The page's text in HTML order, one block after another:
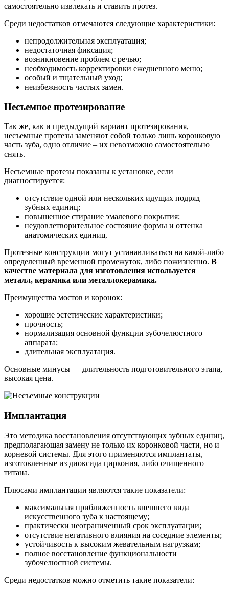
самостоятельно извлекать и ставить протез.
Среди недостатков отмечаются следующие характеристики:
непродолжительная эксплуатация;
недостаточная фиксация;
возникновение проблем с речью;
необходимость корректировки ежедневного меню;
особый и тщательный уход;
неизбежность частых замен.
Несъемное протезирование
Так же, как и предыдущий вариант протезирования,
несъемные протезы заменяют собой только лишь коронковую
часть зуба, одно отличие – их невозможно самостоятельно
снять.
Несъемные протезы показаны к установке, если
диагностируется:
отсутствие одной или нескольких идущих подряд
зубных единиц;
повышенное стирание эмалевого покрытия;
неудовлетворительное состояние формы и оттенка
анатомических единиц.
Протезные конструкции могут устанавливаться на какой-либо
определенный временной промежуток, либо пожизненно. В
качестве материала для изготовления используется
металл, керамика или металлокерамика.
Преимущества мостов и коронок:
хорошие эстетические характеристики;
прочность;
нормализация основной функции зубочелюстного
аппарата;
длительная эксплуатация.
Основные минусы ― длительность подготовительного этапа,
высокая цена.
Имплантация
Это методика восстановления отсутствующих зубных единиц,
предполагающая замену не только их коронковой части, но и
корневой системы. Для этого применяются имплантаты,
изготовленные из диоксида циркония, либо очищенного
титана.
Плюсами имплантации являются такие показатели:
максимальная приближенность внешнего вида
искусственного зуба к настоящему;
практически неограниченный срок эксплуатации;
отсутствие негативного влияния на соседние элементы;
устойчивость к высоким жевательным нагрузкам;
полное восстановление функциональности
зубочелюстной системы.
Среди недостатков можно отметить такие показатели: